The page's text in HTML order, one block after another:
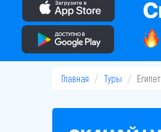
Главная Туры Египет